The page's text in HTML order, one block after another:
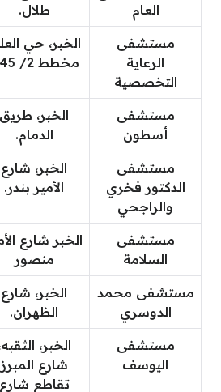
العام
طلال.
مستشفى
الرعاية
التخصصية
الخبر، حي
مخطط 2/ 345.
مستشفى
أسطون
الخبر، طريق
الدمام.
مستشفى
الدكتور فخري
والراجحي
الخبر، شارع
الأمير بندر.
مستشفى
السلامة
الخبر شارع
منصور
مستشفى محمد
الدوسري
الخبر، شارع
الظهران.
مستشفى
اليوسف
الخبر،
شارع المبرز
تقاطع شارع